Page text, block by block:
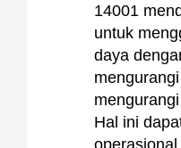
14001
untuk
daya
Hal ini